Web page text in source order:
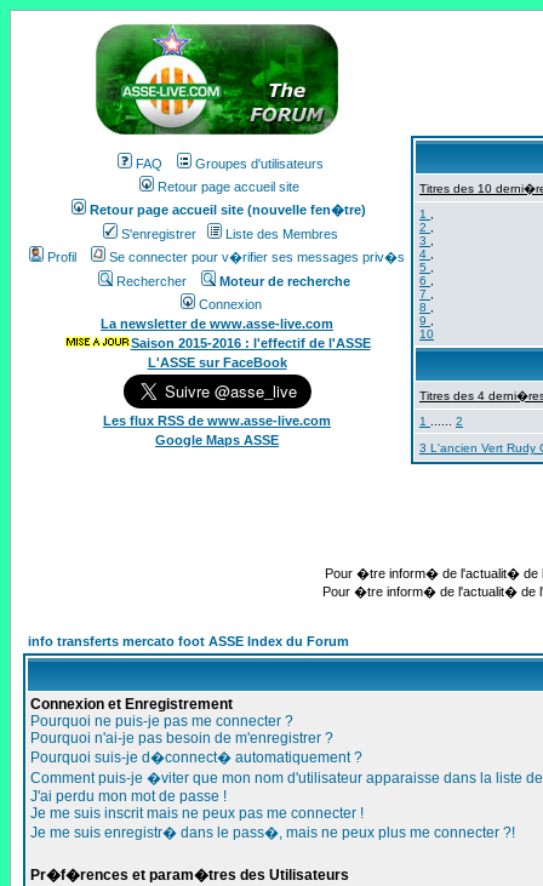
FAQ
Groupes d'utilisateurs
Retour page accueil site
Retour page accueil site (nouvelle fen�tre)
S'enregistrer
Liste des Membres
Profil
Se connecter pour v�rifier ses messages priv�s
Rechercher
Moteur de recherche
Connexion
La newsletter de www.asse-live.com
Saison 2015-2016 : l'effectif de l'ASSE
L'ASSE sur FaceBook
Les flux RSS de www.asse-live.com
Google Maps ASSE
Titres des 10
1
2
3
4
5
6
7
8
9
10
Titres des 4
1
2
3 L'ancien Vert
Pour �tre inform� de l'actualit� de
Pour �tre inform� de l'actualit� de
info transferts mercato foot ASSE Index du Forum
Connexion et Enregistrement
Pourquoi ne puis-je pas me connecter ?
Pourquoi n'ai-je pas besoin de m'enregistrer ?
Pourquoi suis-je d�connect� automatiquement ?
Comment puis-je �viter que mon nom d'utilisateur apparaisse dans la liste
J'ai perdu mon mot de passe !
Je me suis inscrit mais ne peux pas me connecter !
Je me suis enregistr� dans le pass�, mais ne peux plus me connecter ?!
Pr�f�rences et param�tres des Utilisateurs